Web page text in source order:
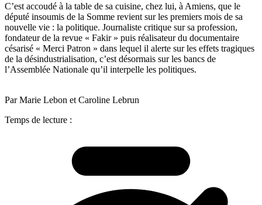
C’est accoudé à la table de sa cuisine, chez lui, à Amiens, que le
député insoumis de la Somme revient sur les premiers mois de sa
nouvelle vie : la politique. Journaliste critique sur sa profession,
fondateur de la revue « Fakir » puis réalisateur du documentaire
césarisé « Merci Patron » dans lequel il alerte sur les effets tragiques
de la désindustrialisation, c’est désormais sur les bancs de
l’Assemblée Nationale qu’il interpelle les politiques.
Par Marie Lebon et Caroline Lebrun
Temps de lecture :